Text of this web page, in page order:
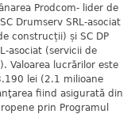
Prodcom- lider de
Drumserv SRL-asociat
construcții) și SC DP
asociat (servicii de
Valoarea lucrărilor este
lei (2.1 milioane
fiind asigurată din
prin Programul